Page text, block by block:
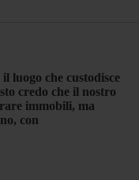
luogo che custodisce
credo che il nostro
immobili, ma
con